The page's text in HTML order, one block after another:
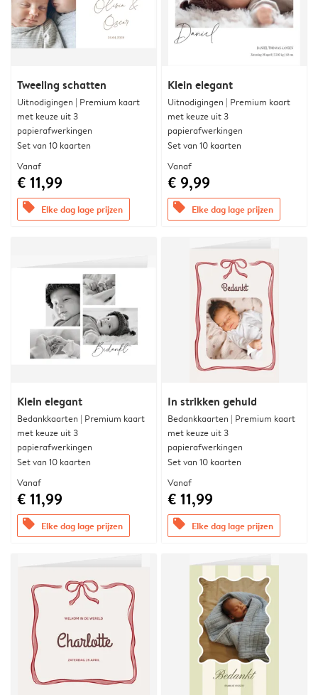
Tweeling schatten
Uitnodigingen | Premium kaart
met keuze uit 3
papierafwerkingen
Set van 10 kaarten
Vanaf
€ 11,99
offers Elke dag lage prijzen
Klein elegant
Uitnodigingen | Premium kaart
met keuze uit 3
papierafwerkingen
Set van 10 kaarten
Vanaf
€ 9,99
offers Elke dag lage prijzen
Klein elegant
Bedankkaarten | Premium kaart
met keuze uit 3
papierafwerkingen
Set van 10 kaarten
Vanaf
€ 11,99
offers Elke dag lage prijzen
In strikken gehuld
Bedankkaarten | Premium kaart
met keuze uit 3
papierafwerkingen
Set van 10 kaarten
Vanaf
€ 11,99
offers Elke dag lage prijzen